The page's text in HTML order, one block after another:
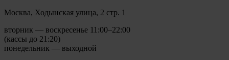
Москва, Ходынская улица, 2 стр. 1
вторник — воскресенье 11:00–22:00
(кассы до 21:20)
понедельник — выходной